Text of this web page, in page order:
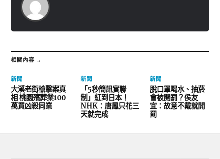
相關內容 →
新聞
大溪老街槍擊案真
相 桃園殯葬業100
萬買凶殺同業
新聞
「5秒簡訊實聯
制」紅到日本！
NHK：唐鳳只花三
天就完成
新聞
脫口罩喝水、抽菸
會被開罰？侯友
宜：故意不戴就開
罰